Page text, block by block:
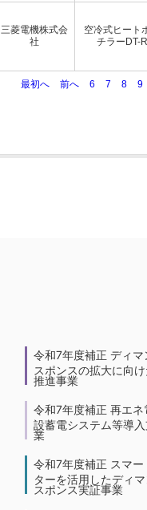
三菱電機株式会
社
空冷式ヒート
チラーDT-
最初へ 前へ 6 7 8 9
令和7年度補正 ディマ
スポンスの拡大に向
推進事業
令和7年度補正 再エネ
設蓄電システム等導
業
令和7年度補正 スマー
ターを活用したディ
スポンス実証事業